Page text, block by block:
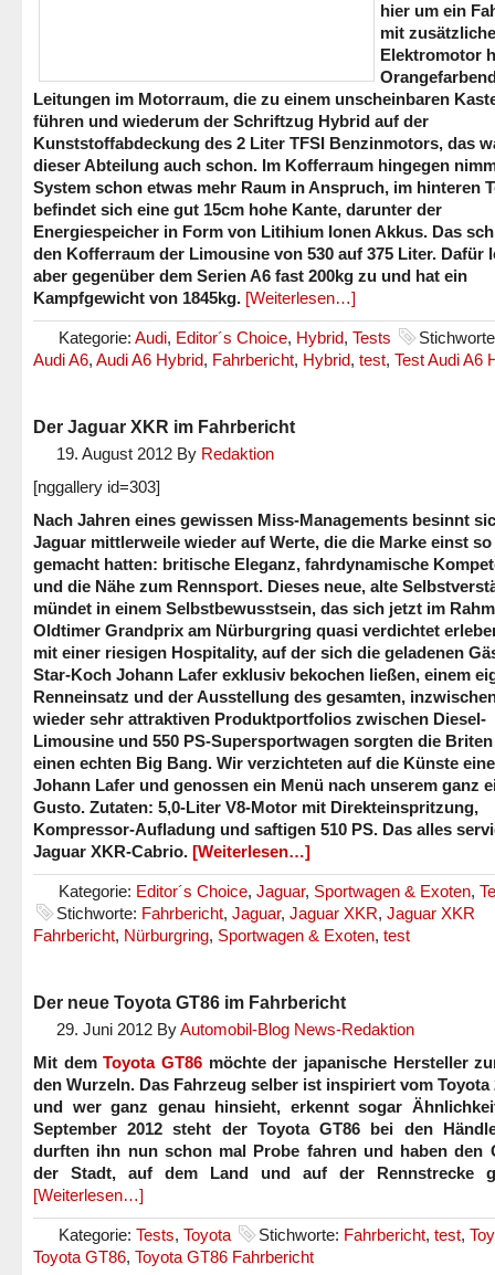
hier um ein
mit
Elektromotor
Leitungen im Motorraum, die zu einem unscheinbaren
führen und wiederum der Schriftzug Hybrid auf der
Kunststoffabdeckung des 2 Liter TFSI Benzinmotors, das
dieser Abteilung auch schon. Im Kofferraum hingegen
System schon etwas mehr Raum in Anspruch, im hinteren
befindet sich eine gut 15cm hohe Kante, darunter der
Energiespeicher in Form von Litihium Ionen Akkus. Das
den Kofferraum der Limousine von 530 auf 375 Liter. Dafür
aber gegenüber dem Serien A6 fast 200kg zu und hat ein
Kampfgewicht von 1845kg. [Weiterlesen…]
Kategorie: Audi, Editor´s Choice, Hybrid, Tests
Audi A6, Audi A6 Hybrid, Fahrbericht, Hybrid, test, Test Audi A6
Der Jaguar XKR im Fahrbericht
19. August 2012 By Redaktion
[nggallery id=303]
Nach Jahren eines gewissen Miss-Managements besinnt
Jaguar mittlerweile wieder auf Werte, die die Marke einst
gemacht hatten: britische Eleganz, fahrdynamische
und die Nähe zum Rennsport. Dieses neue, alte
mündet in einem Selbstbewusstsein, das sich jetzt im
Oldtimer Grandprix am Nürburgring quasi verdichtet
mit einer riesigen Hospitality, auf der sich die geladenen
Star-Koch Johann Lafer exklusiv bekochen ließen, einem
Renneinsatz und der Ausstellung des gesamten,
wieder sehr attraktiven Produktportfolios zwischen Diesel-
Limousine und 550 PS-Supersportwagen sorgten die
einen echten Big Bang. Wir verzichteten auf die Künste
Johann Lafer und genossen ein Menü nach unserem ganz
Gusto. Zutaten: 5,0-Liter V8-Motor mit Direkteinspritzung,
Kompressor-Aufladung und saftigen 510 PS. Das alles
Jaguar XKR-Cabrio. [Weiterlesen…]
Kategorie: Editor´s Choice, Jaguar, Sportwagen & Exoten,
Stichworte: Fahrbericht, Jaguar, Jaguar XKR, Jaguar XKR
Fahrbericht, Nürburgring, Sportwagen & Exoten, test
Der neue Toyota GT86 im Fahrbericht
29. Juni 2012 ByAutomobil-Blog News-Redaktion
Mit demToyota GT86 möchte der japanische Hersteller
den Wurzeln. Das Fahrzeug selber ist inspiriert vom Toyota
und wer ganz genau hinsieht, erkennt sogar
September 2012 steht der Toyota GT86 bei den
durften ihn nun schon mal Probe fahren und haben den
der Stadt, auf dem Land und auf der Rennstrecke
[Weiterlesen…]
Kategorie: Tests, Toyota Stichworte: Fahrbericht, test,
Toyota GT86, Toyota GT86 Fahrbericht